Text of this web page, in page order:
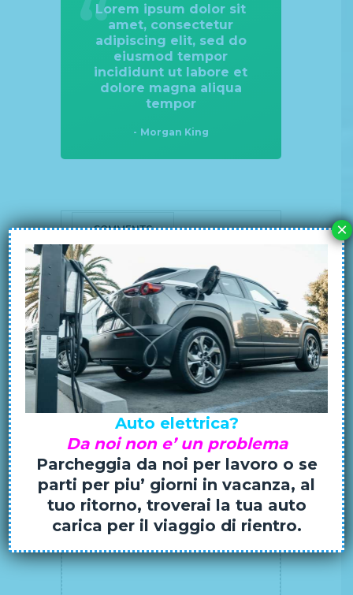
Lorem ipsum dolor sit
amet, consectetur
adipiscing elit, sed do
eiusmod tempor
incididunt ut labore et
dolore magna aliqua
tempor
Morgan King
COMMENTS
CONTACT US
Leave a comment
Salva il mio nome, email e sito web in
questo browser per la prossima volta che
commento.
Auto elettrica?
Da noi non e’ un problema
Parcheggia da noi per lavoro o se
parti per piu’ giorni in vacanza, al
tuo ritorno, troverai la tua auto
carica per il viaggio di rientro.
×